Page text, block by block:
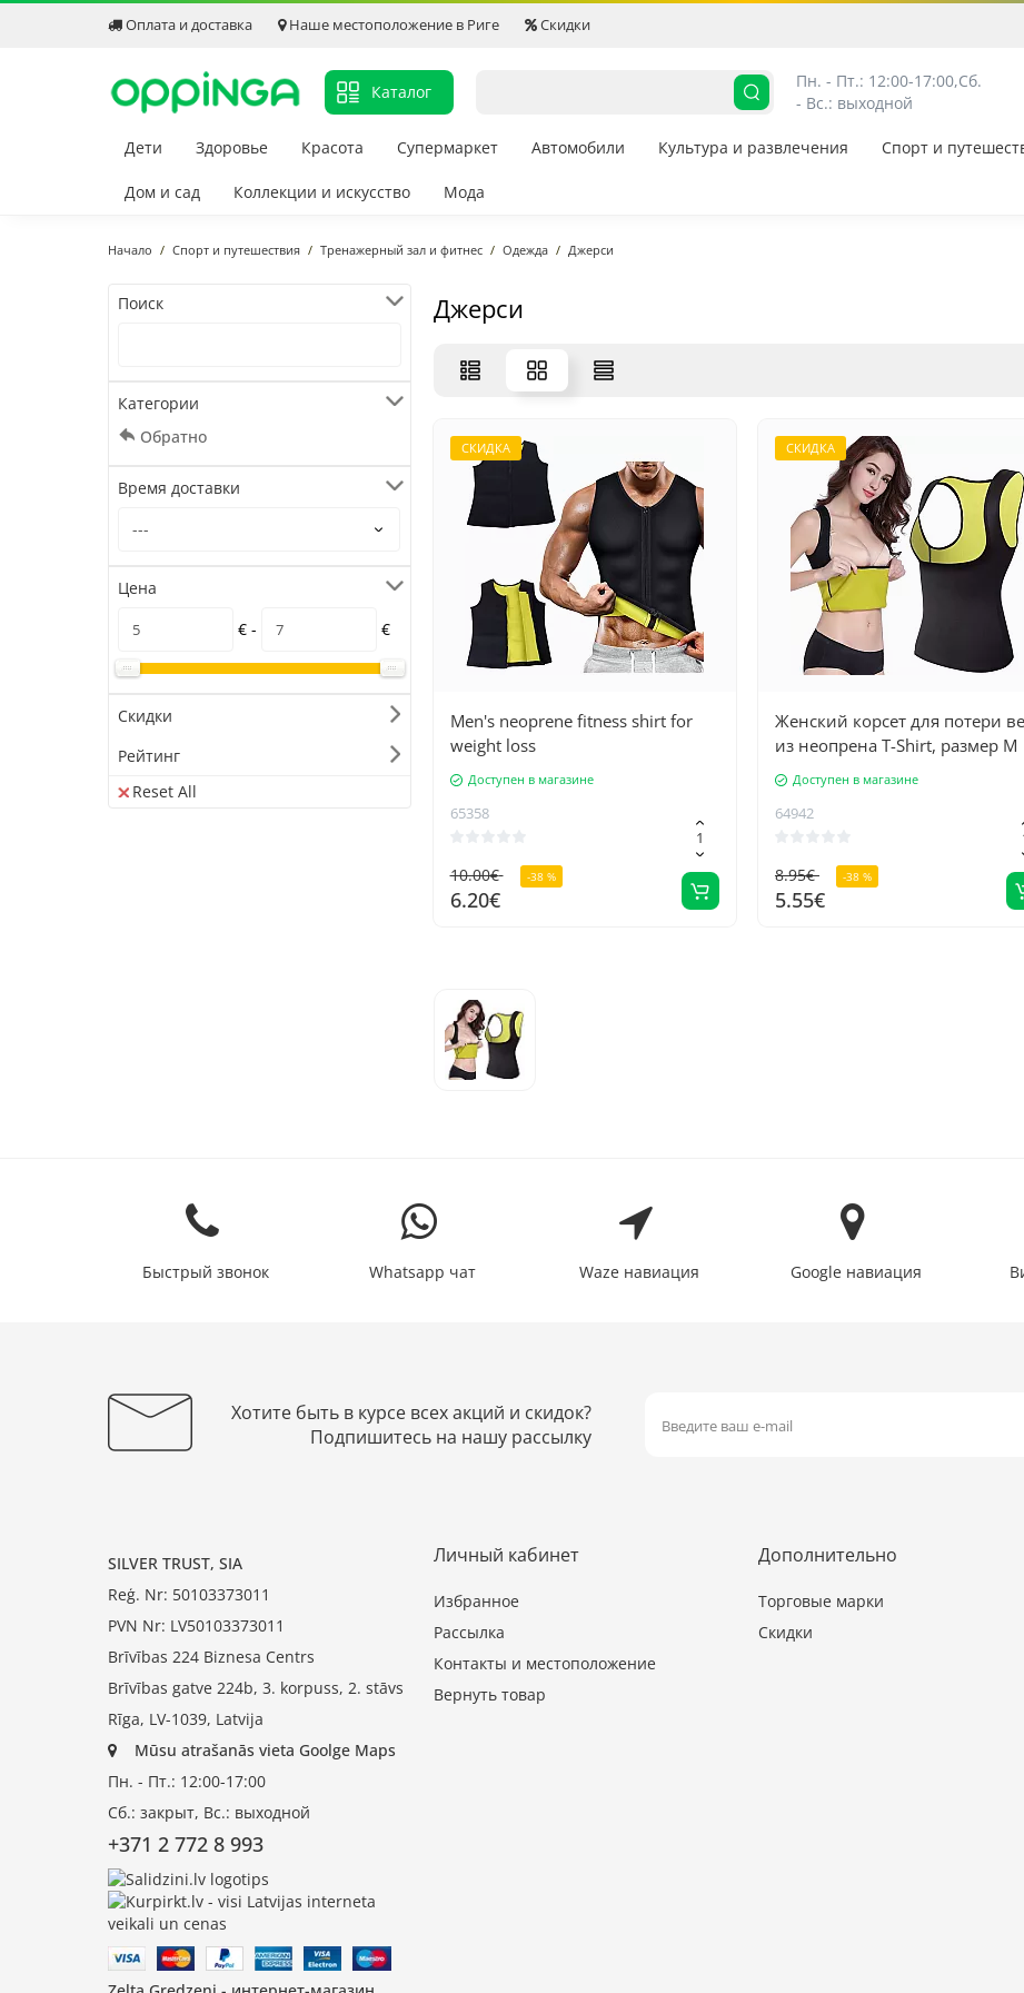
Оплата и доставка Наше местоположение в Риге Скидки
Каталог
Пн. - Пт.: 12:00-17:00,Сб.
- Вс.: выходной
Дети Здоровье Красота Супермаркет Автомобили Культура и развлечения Спорт и
Дом и сад Коллекции и искусство Мода
Начало Спорт и путешествия Тренажерный зал и фитнес Одежда Джерси
Поиск
Категории
Обратно
Время доставки
Цена
€ -
€
Скидки
Рейтинг
Reset All
Джерси
СКИДКА
Men's neoprene fitness shirt for
weight loss
Доступен в магазине
65358
10.00€ -38 %
6.20€
СКИДКА
Женский корсет для потери
из неопрена T-Shirt, размер M
Доступен в магазине
64942
8.95€ -38 %
5.55€
Быстрый звонок Whatsapp чат Waze навиация Google навиация
Хотите быть в курсе всех акций и скидок?
Подпишитесь на нашу рассылку
SILVER TRUST, SIA
Reģ. Nr: 50103373011
PVN Nr: LV50103373011
Brīvības 224 Biznesa Centrs
Brīvības gatve 224b, 3. korpuss, 2. stāvs
Rīga, LV-1039, Latvija
Mūsu atrašanās vieta Goolge Maps
Пн. - Пт.: 12:00-17:00
Сб.: закрыт, Вс.: выходной
+371 2 772 8 993
Личный кабинет
Избранное
Рассылка
Контакты и местоположение
Вернуть товар
Дополнительно
Торговые марки
Скидки